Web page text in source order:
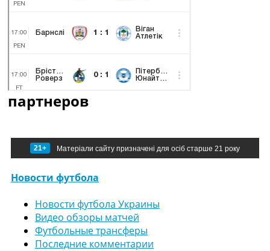
партнеров
21+ Матеріали сайту призначені для осіб старше 21 року
Новости футбола
Новости футбола Украины
Видео обзоры матчей
Футбольные трансферы
Последние комментарии